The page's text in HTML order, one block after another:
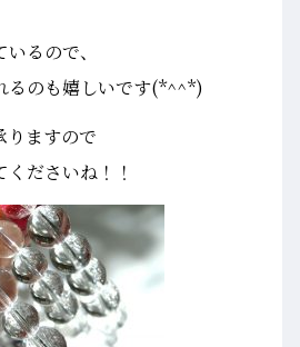
るので、
るのも嬉しいです(*^^*)
りますので
ださいね！！